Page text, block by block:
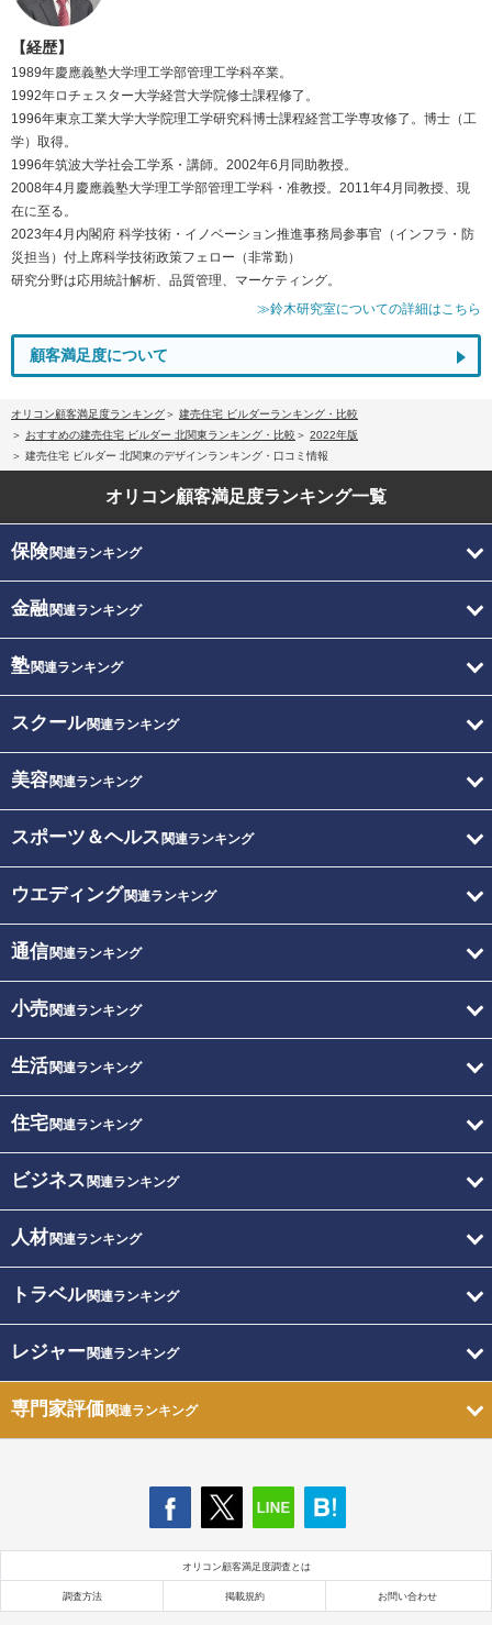
【経歴】
1989年慶應義塾大学理工学部管理工学科卒業。
1992年ロチェスター大学経営大学院修士課程修了。
1996年東京工業大学大学院理工学研究科博士課程経営工学専攻修了。博士（工
学）取得。
1996年筑波大学社会工学系・講師。2002年6月同助教授。
2008年4月慶應義塾大学理工学部管理工学科・准教授。2011年4月同教授、現
在に至る。
2023年4月内閣府 科学技術・イノベーション推進事務局参事官（インフラ・防
災担当）付上席科学技術政策フェロー（非常勤）
研究分野は応用統計解析、品質管理、マーケティング。
≫鈴木研究室についての詳細はこちら
顧客満足度について
オリコン顧客満足度ランキング
建売住宅 ビルダーランキング・比較
おすすめの建売住宅 ビルダー 北関東ランキング・比較
2022年版
建売住宅 ビルダー 北関東のデザインランキング・口コミ情報
オリコン顧客満足度ランキング一覧
保険関連ランキング
金融関連ランキング
塾関連ランキング
スクール関連ランキング
美容関連ランキング
スポーツ＆ヘルス 関連ランキング
ウエディング関連ランキング
通信関連ランキング
小売関連ランキング
生活関連ランキング
住宅関連ランキング
ビジネス 関連ランキング
人材関連ランキング
トラベル関連ランキング
レジャー関連ランキング
専門家評価関連ランキング
オリコン顧客満足度調査とは
調査方法 掲載規約 お問い合わせ